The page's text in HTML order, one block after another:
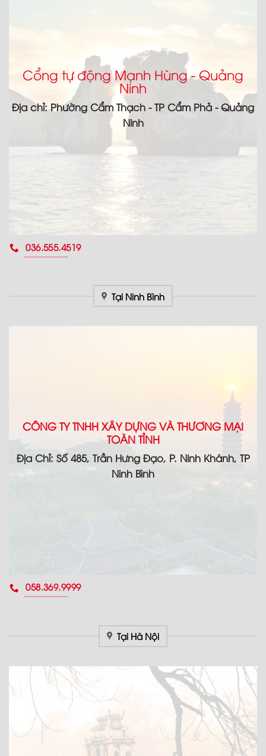
Cổng tự động Mạnh Hùng - Quảng
Ninh
Địa chỉ: Phường Cẩm Thạch - TP Cẩm Phả - Quảng
Ninh
036.555.4519
Tại Ninh Bình
CÔNG TY TNHH XÂY DỰNG VÀ THƯƠNG MẠI
TOÀN TỈNH
Địa Chỉ: Số 485, Trần Hưng Đạo, P. Ninh Khánh, TP
Ninh Bình
058.369.9999
Tại Hà Nội